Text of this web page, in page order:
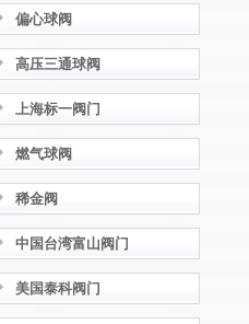
偏心球阀
高压三通球阀
上海标一阀门
燃气球阀
稀金阀
中国台湾富山阀门
美国泰科阀门